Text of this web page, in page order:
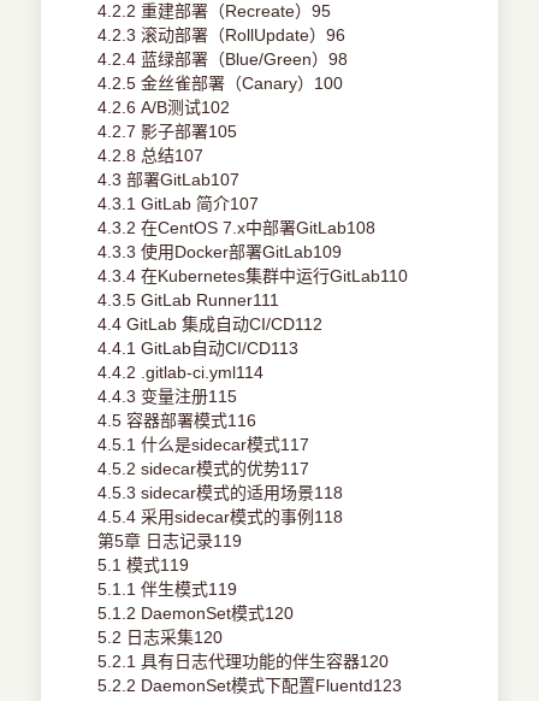
4.2.2 重建部署（Recreate）95
4.2.3 滚动部署（RollUpdate）96
4.2.4 蓝绿部署（Blue/Green）98
4.2.5 金丝雀部署（Canary）100
4.2.6 A/B测试102
4.2.7 影子部署105
4.2.8 总结107
4.3 部署GitLab107
4.3.1 GitLab 简介107
4.3.2 在CentOS 7.x中部署GitLab108
4.3.3 使用Docker部署GitLab109
4.3.4 在Kubernetes集群中运行GitLab110
4.3.5 GitLab Runner111
4.4 GitLab 集成自动CI/CD112
4.4.1 GitLab自动CI/CD113
4.4.2 .gitlab-ci.yml114
4.4.3 变量注册115
4.5 容器部署模式116
4.5.1 什么是sidecar模式117
4.5.2 sidecar模式的优势117
4.5.3 sidecar模式的适用场景118
4.5.4 采用sidecar模式的事例118
第5章 日志记录119
5.1 模式119
5.1.1 伴生模式119
5.1.2 DaemonSet模式120
5.2 日志采集120
5.2.1 具有日志代理功能的伴生容器120
5.2.2 DaemonSet模式下配置Fluentd123